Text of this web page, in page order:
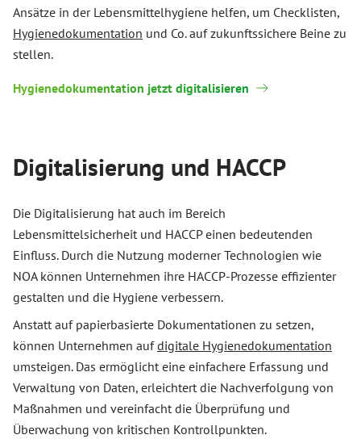
Ansätze in der Lebensmittelhygiene helfen, um Checklisten,
Hygienedokumentation und Co. auf zukunftssichere Beine zu
stellen.
Hygienedokumentation jetzt digitalisieren
Digitalisierung und HACCP
Die Digitalisierung hat auch im Bereich
Lebensmittelsicherheit und HACCP einen bedeutenden
Einfluss. Durch die Nutzung moderner Technologien wie
NOA können Unternehmen ihre HACCP-Prozesse effizienter
gestalten und die Hygiene verbessern.
Anstatt auf papierbasierte Dokumentationen zu setzen,
können Unternehmen aufdigitale Hygienedokumentation
umsteigen. Das ermöglicht eine einfachere Erfassung und
Verwaltung von Daten, erleichtert die Nachverfolgung von
Maßnahmen und vereinfacht die Überprüfung und
Überwachung von kritischen Kontrollpunkten.